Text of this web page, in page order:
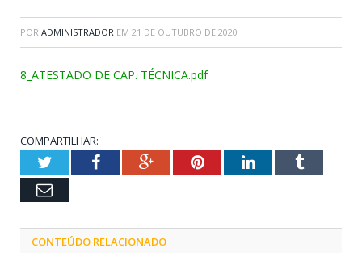
POR ADMINISTRADOR EM 21 DE OUTUBRO DE 2020
8_ATESTADO DE CAP. TÉCNICA.pdf
COMPARTILHAR:
TwitterFacebookGoogle+PinterestLinkedInTumblr
Email
CONTEÚDO RELACIONADO